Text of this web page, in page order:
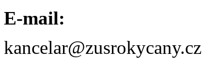
E-mail:
kancelar@zusrokycany.cz